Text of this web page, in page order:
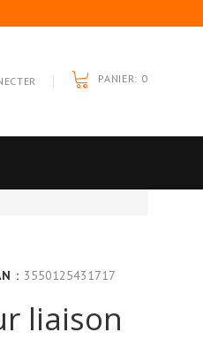
PANIER: 0
: 3550125431717
liaison